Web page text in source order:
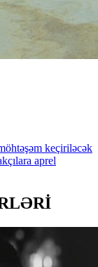
keçiriləcək
aprel